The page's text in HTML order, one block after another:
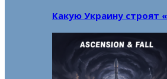
Какую Украину строят